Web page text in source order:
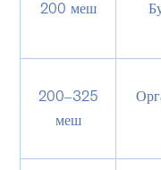
200 меш
200–325
меш